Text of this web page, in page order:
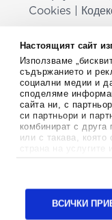
Настоящият сайт
Използваме
съдържанието и
социални медии и
споделяме
сайта ни, с
си партньори и
комбинират с
или с такава,
страна на
тук.
ВСИЧКИ
Cookies
заместват
профилактика,
Консултирайте се с
приемате лекарства
преди да използвате
стремим да ви
имате някакви